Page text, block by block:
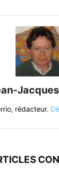
rédacteur.